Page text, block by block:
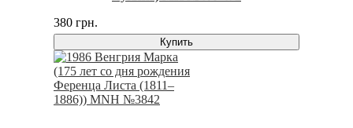
380 грн.
Купить